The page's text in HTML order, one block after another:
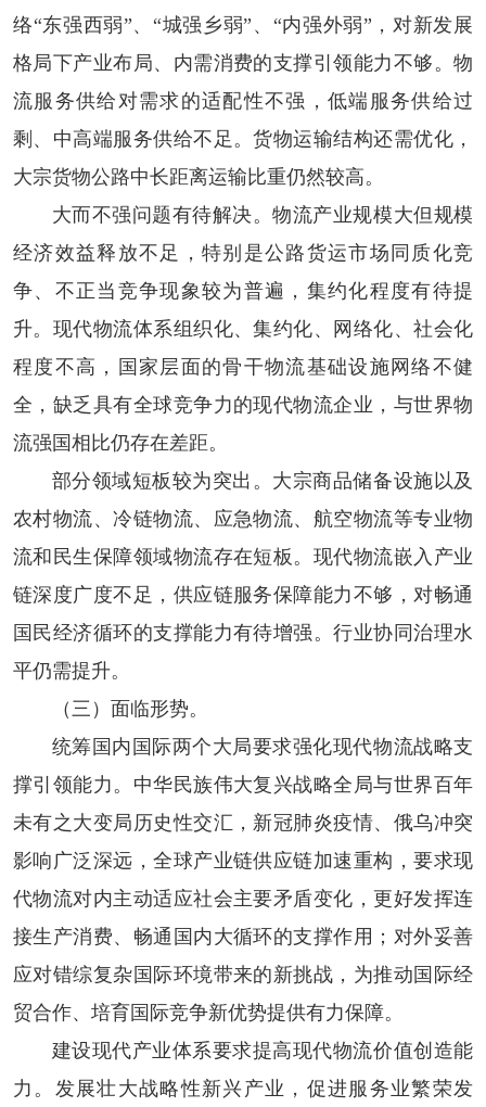
络“东强西弱”、“城强乡弱”、“内强外弱”，对新发展
格局下产业布局、内需消费的支撑引领能力不够。物
流服务供给对需求的适配性不强，低端服务供给过
剩、中高端服务供给不足。货物运输结构还需优化，
大宗货物公路中长距离运输比重仍然较高。
大而不强问题有待解决。物流产业规模大但规模
经济效益释放不足，特别是公路货运市场同质化竞
争、不正当竞争现象较为普遍，集约化程度有待提
升。现代物流体系组织化、集约化、网络化、社会化
程度不高，国家层面的骨干物流基础设施网络不健
全，缺乏具有全球竞争力的现代物流企业，与世界物
流强国相比仍存在差距。
部分领域短板较为突出。 大宗商品储备设施以及
农村物流、冷链物流、应急物流、航空物流等专业物
流和民生保障领域物流存在短板。现代物流嵌入产业
链深度广度不足，供应链服务保障能力不够，对畅通
国民经济循环的支撑能力有待增强。行业协同治理水
平仍需提升。
（三）面临形势。
统筹国内国际两个大局要求强化现代物流战略支
撑引领能力。 中华民族伟大复兴战略全局与世界百年
未有之大变局历史性交汇，新冠肺炎疫情、俄乌冲突
影响广泛深远，全球产业链供应链加速重构，要求现
代物流对内主动适应社会主要矛盾变化，更好发挥连
接生产消费、畅通国内大循环的支撑作用；对外妥善
应对错综复杂国际环境带来的新挑战，为推动国际经
贸合作、培育国际竞争新优势提供有力保障。
建设现代产业体系要求提高现代物流价值创造能
力。 发展壮大战略性新兴产业，促进服务业繁荣发